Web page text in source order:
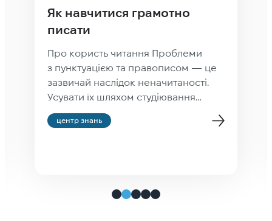
Як навчитися грамотно
писати
Про користь читання Проблеми
з пунктуацією та правописом — це
зазвичай наслідок неначитаності.
Усувати їх шляхом студіювання
правил правопису — усе одно що
набувати водійський досвід шляхом
рефлекторно розставляє коми й
центр знань